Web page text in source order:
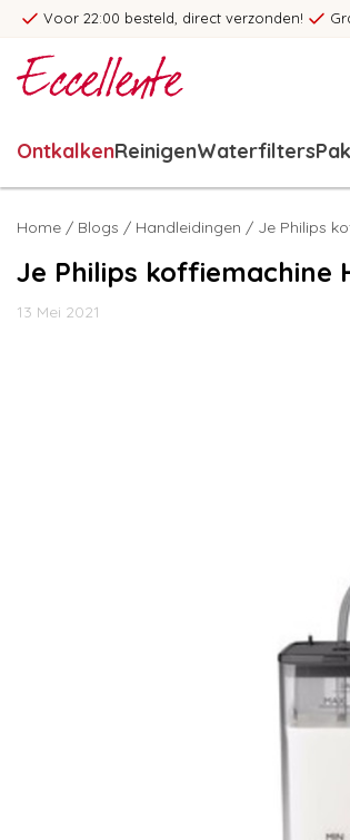
Voor 22:00 besteld, direct verzonden!
OntkalkenReinigenWaterfilters
Home / Blogs / Handleidingen / Je Philips
Je Philips koffiemachine
13 Mei 2021